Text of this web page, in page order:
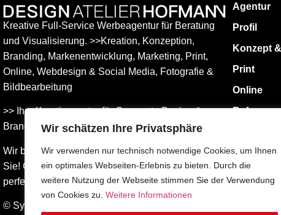
Wir schätzen Ihre Privatsphäre
Wir verwenden nur technisch notwendige Cookies, um Ihnen
ein optimales Webseiten-Erlebnis zu bieten. Durch die
weitere Nutzung der Webseite stimmen Sie der Verwendung
von Cookies zu. Weitere Informationen
Kreative Full-Service Werbeagentur für Beratung
und Visualisierung. >>Kreation, Konzeption,
Branding, Markenentwicklung, Marketing, Print,
Online, Web­design & Social Media, Fotografie &
Bildbear­bei­tung
>> Ihre Kreativagentur für Corporate Design &
Branding Entwicklung – ganz in Ihrer Nähe.
Wir beraten Sie umfassend – und freuen uns auf
Sie! Gemeinsam finden wird die Werbung, die
perfekt zu Ihnen passt.
© Sylvia Hofmann DESIGN.ATELIER.HOFMANN
Agentur
Profil
Konzept
Print
Online
Impressum